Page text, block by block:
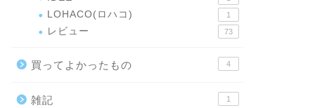
LOHACO(ロハコ) 1
レビュー 73
買ってよかったもの 4
雑記 1